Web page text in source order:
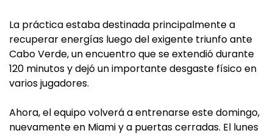
La práctica estaba destinada principalmente a
recuperar energías luego del exigente triunfo ante
Cabo Verde, un encuentro que se extendió durante
120 minutos y dejó un importante desgaste físico en
varios jugadores.
Ahora, el equipo volverá a entrenarse este domingo,
nuevamente en Miami y a puertas cerradas. El lunes